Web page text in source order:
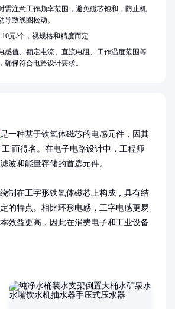
是一种基于铁氧体磁芯的电感元件，因其
'而得名。在电子电路设计中，工程师
波和能量存储的首选元件。
制在工字形铁氧体磁芯上构成，具有结
的特点。相比环形电感，工字电感更易
效益更高，因此在消费电子和工业设备
需注意工作频率范围，避免磁芯饱和，防止机
导致线圈松动。
10元/个，视规格和精度而定
感值、额定电流、直流电阻、工作温度范围等
确保符合电路设计要求。